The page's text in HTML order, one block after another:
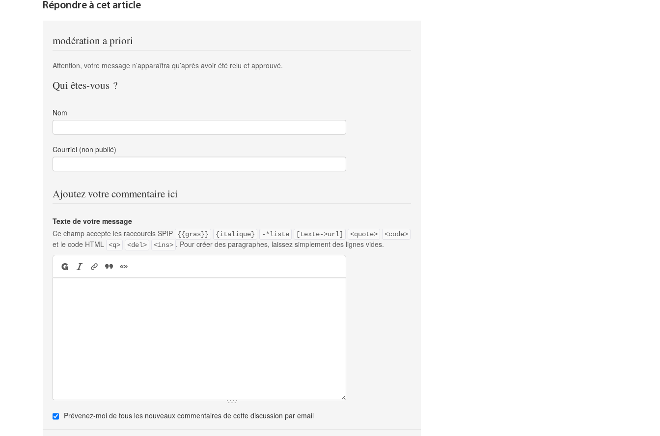
Répondre à cet article
modération a priori
Attention, votre message n’apparaîtra qu’après avoir été relu et approuvé.
Qui êtes-vous ?
Nom
Courriel (non publié)
Ajoutez votre commentaire ici
Texte de votre message
Ce champ accepte les raccourcis SPIP
{{gras}} {italique} -*liste [texte->url] <quote> <code>
et le code HTML <q> <del> <ins> . Pour créer des paragraphes, laissez simplement des lignes vides.
Prévenez-moi de tous les nouveaux commentaires de cette discussion par email